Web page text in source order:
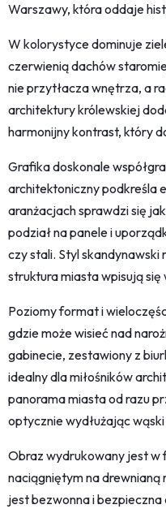
Warszawy, która oddaje
W kolorystyce dominuje
czerwienią dachów
nie przytłacza wnętrza, a
architektury królewskiej
harmonijny kontrast, który
Grafika doskonale
architektoniczny podkreśla
aranżacjach sprawdzi się
podział na panele i
czy stali. Styl
struktura miasta wpisują
Poziomy format i
gdzie może wisieć nad
gabinecie, zestawiony z
idealny dla miłośników
panorama miasta od razu
optycznie wydłużając
Obraz wydrukowany jest w
naciągniętym na drewnianą
jest bezwonna i